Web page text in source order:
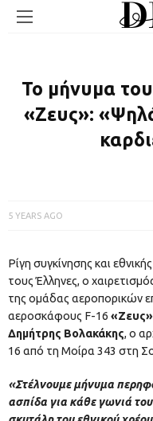
Το μήνυμα
«Ζευς»:
5 YEARS AGO
Ρίγη συγκίνησης και
τους Έλληνες, ο
της ομάδας αεροπορικών
αεροσκάφους F-16 «Ζευς»
Δημήτρης Βολακάκης, ο
16 από τη Μοίρα 343 στη
«Στέλνουμε μήνυμα
ασπίδα για κάθε γωνιά